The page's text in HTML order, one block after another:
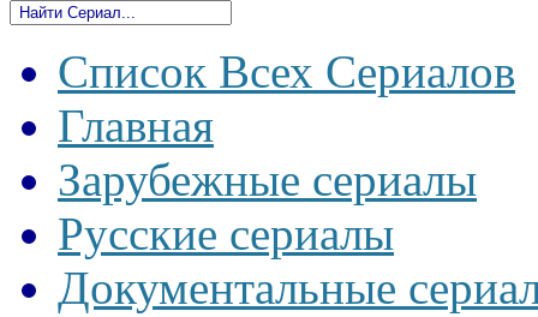
Список Всех Сериалов
Главная
Зарубежные сериалы
Русские сериалы
Документальные